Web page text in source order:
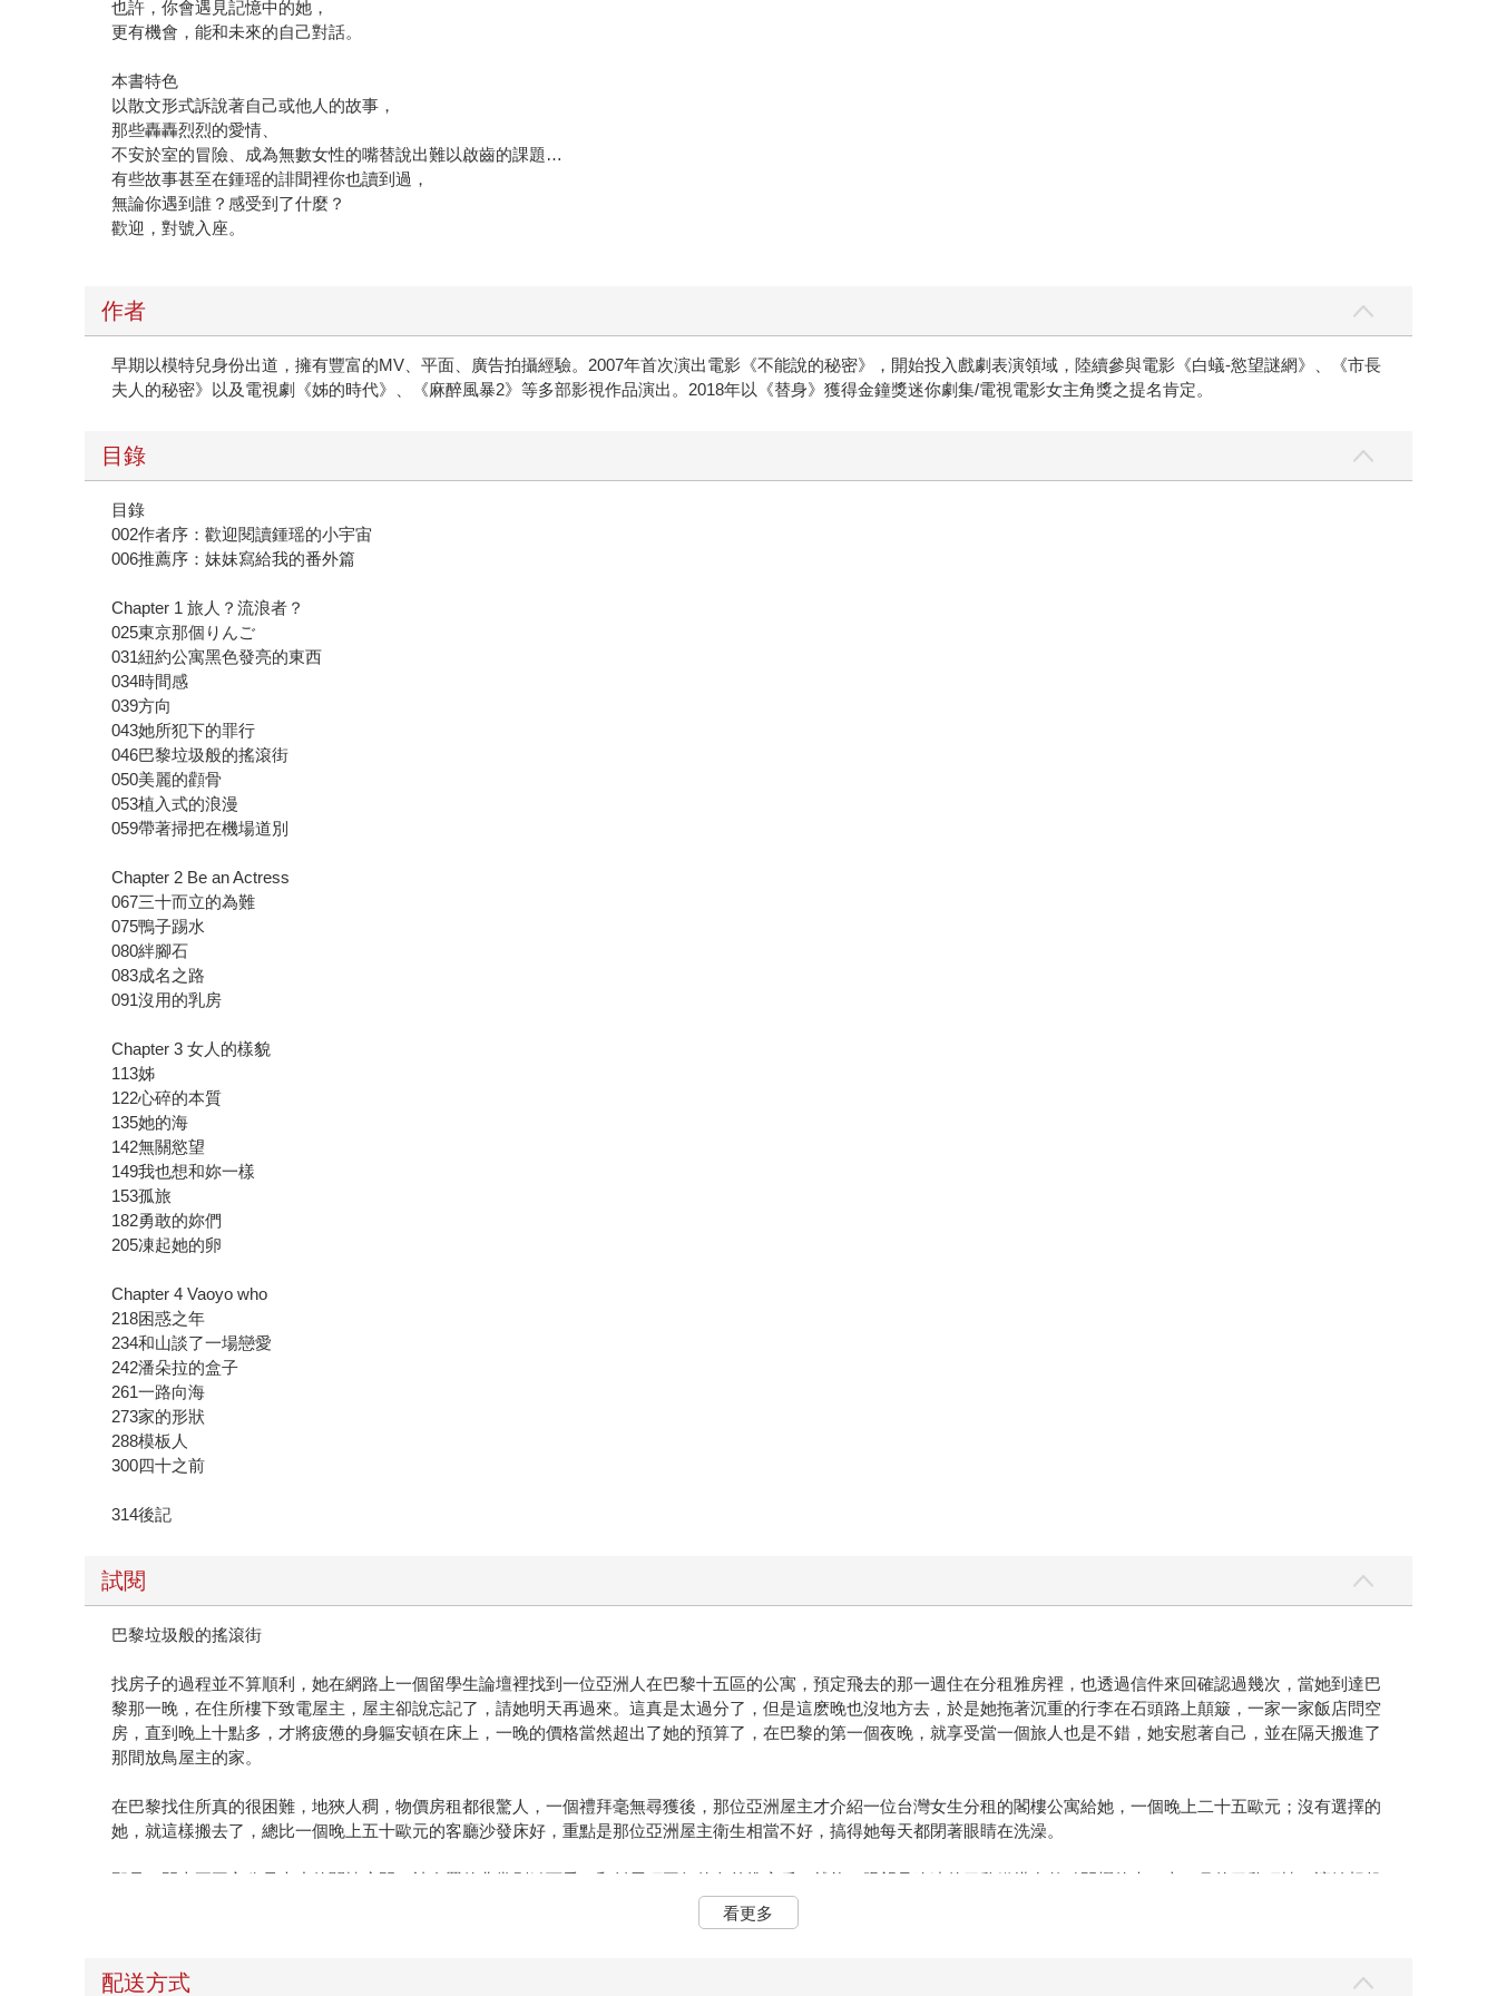
也許，你會遇見記憶中的她，
更有機會，能和未來的自己對話。
本書特色
以散文形式訴說著自己或他人的故事，
那些轟轟烈烈的愛情、
不安於室的冒險、成為無數女性的嘴替說出難以啟齒的課題…
有些故事甚至在鍾瑶的誹聞裡你也讀到過，
無論你遇到誰？感受到了什麼？
歡迎，對號入座。
作者
早期以模特兒身份出道，擁有豐富的MV、平面、廣告拍攝經驗。2007年首次演出電影《不能說的秘密》，開始投入戲劇表演領域，陸續參與電影《白蟻-慾望謎網》、《市長
夫人的秘密》以及電視劇《姊的時代》、《麻醉風暴2》等多部影視作品演出。2018年以《替身》獲得金鐘獎迷你劇集/電視電影女主角獎之提名肯定。
目錄
目錄
002作者序：歡迎閱讀鍾瑶的小宇宙
006推薦序：妹妹寫給我的番外篇
Chapter 1 旅人？流浪者？
025東京那個りんご
031紐約公寓黑色發亮的東西
034時間感
039方向
043她所犯下的罪行
046巴黎垃圾般的搖滾街
050美麗的顴骨
053植入式的浪漫
059帶著掃把在機場道別
Chapter 2 Be an Actress
067三十而立的為難
075鴨子踢水
080絆腳石
083成名之路
091沒用的乳房
Chapter 3 女人的樣貌
113姊
122心碎的本質
135她的海
142無關慾望
149我也想和妳一樣
153孤旅
182勇敢的妳們
205凍起她的卵
Chapter 4 Vaoyo who
218困惑之年
234和山談了一場戀愛
242潘朵拉的盒子
261一路向海
273家的形狀
288模板人
300四十之前
314後記
試閱
巴黎垃圾般的搖滾街
找房子的過程並不算順利，她在網路上一個留學生論壇裡找到一位亞洲人在巴黎十五區的公寓，預定飛去的那一週住在分租雅房裡，也透過信件來回確認過幾次，當她到達巴
黎那一晚，在住所樓下致電屋主，屋主卻說忘記了，請她明天再過來。這真是太過分了，但是這麽晚也沒地方去，於是她拖著沉重的行李在石頭路上顛簸，一家一家飯店問空
房，直到晚上十點多，才將疲憊的身軀安頓在床上，一晚的價格當然超出了她的預算了，在巴黎的第一個夜晚，就享受當一個旅人也是不錯，她安慰著自己，並在隔天搬進了
那間放鳥屋主的家。
在巴黎找住所真的很困難，地狹人稠，物價房租都很驚人，一個禮拜毫無尋獲後，那位亞洲屋主才介紹一位台灣女生分租的閣樓公寓給她，一個晚上二十五歐元；沒有選擇的
她，就這樣搬去了，總比一個晚上五十歐元的客廳沙發床好，重點是那位亞洲屋主衛生相當不好，搞得她每天都閉著眼睛在洗澡。
那是一間十五平方公尺大小的閣樓房間，被布置的非常別緻可愛，和斜屋頂平行的向外推窗戶，就能一眼望見遙遠的巴黎鐵塔在整點閃耀的光。十一月的巴黎頂樓，讓她想起
料理鼠王裡 Bistro Chez Rémy餐廳的屋頂，走起路來會吱吱作響的木地板，還有街道傳進來的笑聲，帶著寒意，有些寂寞，有些淒涼。她後來和那台灣女生當了幾個禮拜的
室友，也一起過了聖誕節，直到她終於找到一間十六區的突尼西亞人的分租公寓，在這之前，她碰過騙錢的美國人和騙色的中國老叔叔等等，雖然都沒騙成功，但她也在被窩
看更多
配送方式